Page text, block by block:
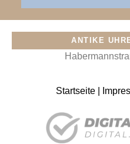
ANTIKE
Startseite